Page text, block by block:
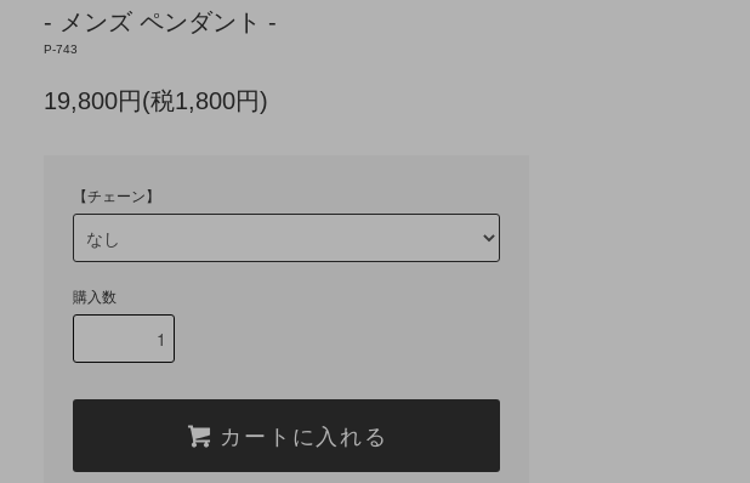
- メンズ ペンダント -
P-743
19,800円(税1,800円)
【チェーン】
購入数
カートに入れる